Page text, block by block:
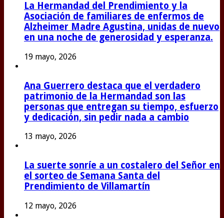
La Hermandad del Prendimiento y la
Asociación de familiares de enfermos de
Alzheimer Madre Agustina, unidas de nuevo
en una noche de generosidad y esperanza.
19 mayo, 2026
Ana Guerrero destaca que el verdadero
patrimonio de la Hermandad son las
personas que entregan su tiempo, esfuerzo
y dedicación, sin pedir nada a cambio
13 mayo, 2026
La suerte sonríe a un costalero del Señor en
el sorteo de Semana Santa del
Prendimiento de Villamartín
12 mayo, 2026